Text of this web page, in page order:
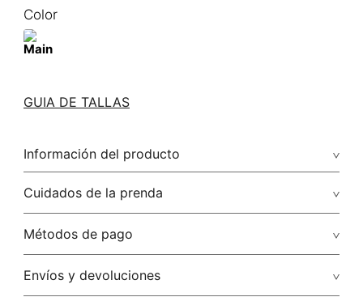
Color
GUIA DE TALLAS
Información del producto
Cuidados de la prenda
Métodos de pago
Tarjetas de crédito: Visa, Dinners, Master Card y American
Envíos y devoluciones